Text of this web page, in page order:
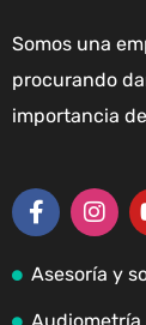
Somos una
procurando
importancia
Asesoría y